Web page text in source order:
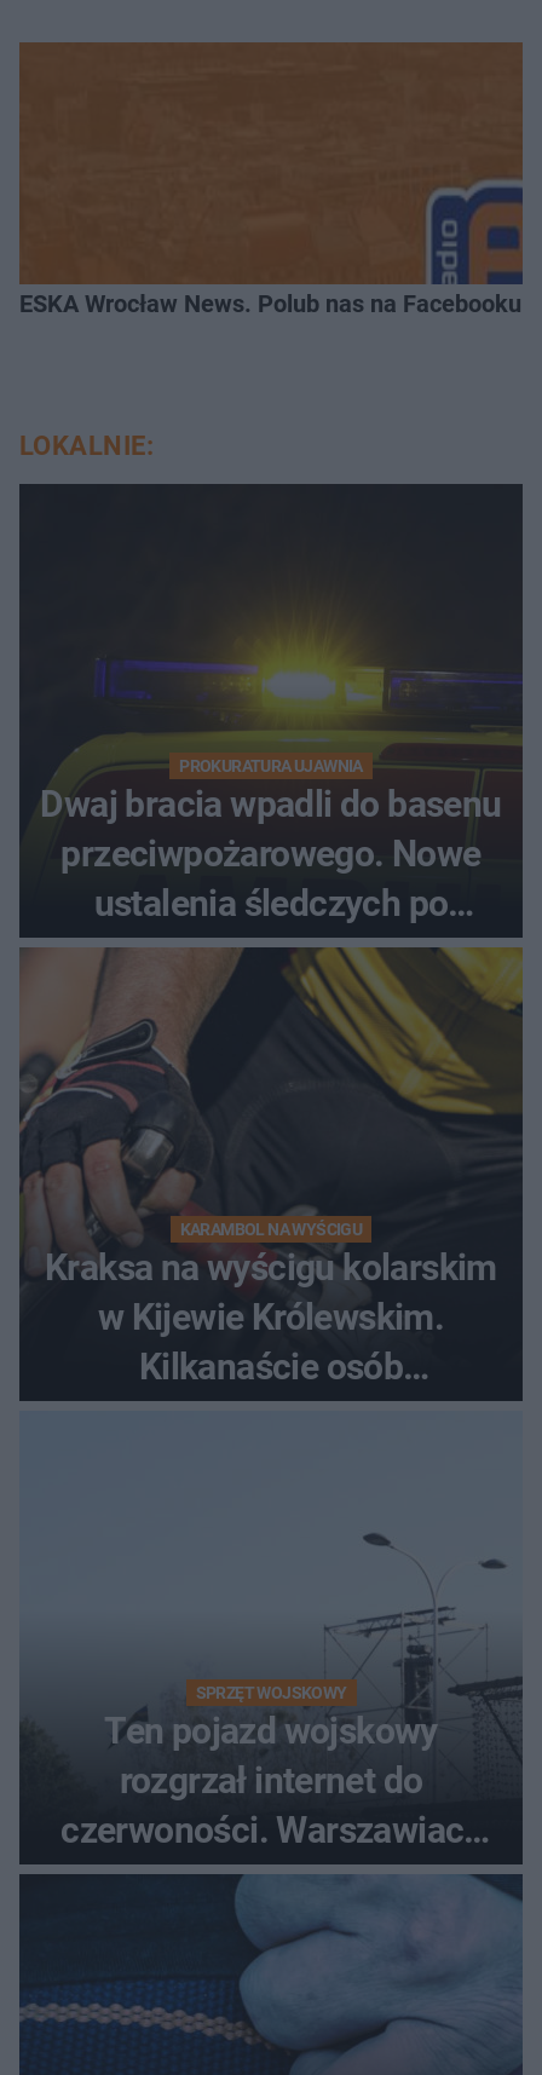
ESKA Wrocław News. Polub nas na Facebooku!
LOKALNIE:
PROKURATURA UJAWNIA
Dwaj bracia wpadli do basenu
przeciwpożarowego. Nowe
ustalenia śledczych po
dramatycznej akcji
KARAMBOL NA WYŚCIGU
Kraksa na wyścigu kolarskim
w Kijewie Królewskim.
Kilkanaście osób
SPRZĘT WOJSKOWY
Ten pojazd wojskowy
rozgrzał internet do
czerwoności. Warszawiacy
pytali, czy to Mad Max!